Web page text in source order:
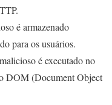
é armazenado
para os usuários.
é executado no
DOM (Document Object